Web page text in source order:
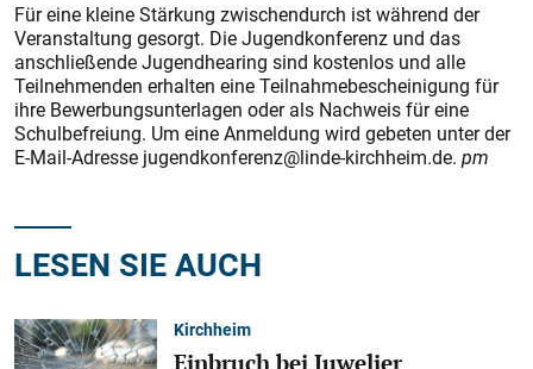
Für eine kleine Stärkung zwischendurch ist während der
Veranstaltung gesorgt. Die Jugendkonferenz und das
anschließende Jugendhearing sind kostenlos und alle
Teilnehmenden erhalten eine Teilnahmebescheinigung für
ihre Bewerbungsunterlagen oder als Nachweis für eine
Schulbefreiung. Um eine Anmeldung wird gebeten unter der
E-Mail-Adresse jugendkonferenz@linde-kirchheim.de. pm
LESEN SIE AUCH
Kirchheim
Einbruch bei Juwelier